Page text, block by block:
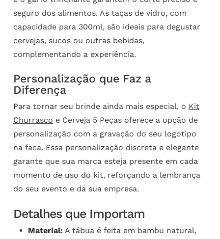
seguro dos alimentos. As taças de vidro, com
capacidade para 300ml, são ideais para degustar
cervejas, sucos ou outras bebidas,
complementando a experiência.
Personalização que Faz a
Diferença
Para tornar seu brinde ainda mais especial, o Kit
Churrasco e Cerveja 5 Peças oferece a opção de
personalização com a gravação do seu logotipo
na faca. Essa personalização discreta e elegante
garante que sua marca esteja presente em cada
momento de uso do kit, reforçando a lembrança
do seu evento e da sua empresa.
Detalhes que Importam
Material: A tábua é feita em bambu natural,